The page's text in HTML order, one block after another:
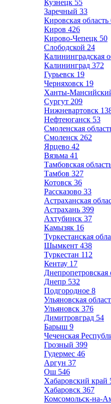
Кузнецк 55
Заречный 33
Кировская область
Киров 426
Кирово-Чепецк 50
Слободской 24
Калининградская
Калининград 372
Гурьевск 19
Черняховск 19
Ханты-
Сургут 209
Нижневартовск
Нефтеюганск 53
Смоленская
Смоленск 262
Ярцево 42
Вязьма 41
Тамбовская
Тамбов 327
Котовск 36
Рассказово 33
Астраханская
Астрахань 399
Ахтубинск 37
Камызяк 16
Туркестанская
Шымкент 438
Туркестан 112
Кентау 17
Днепропетровская
Днепр 532
Подгородное 8
Ульяновская
Ульяновск 376
Димитровград 54
Барыш 9
Чеченская
Грозный 399
Гудермес 46
Аргун 37
Ош 546
Хабаровский край
Хабаровск 367
Комсомольск-на-